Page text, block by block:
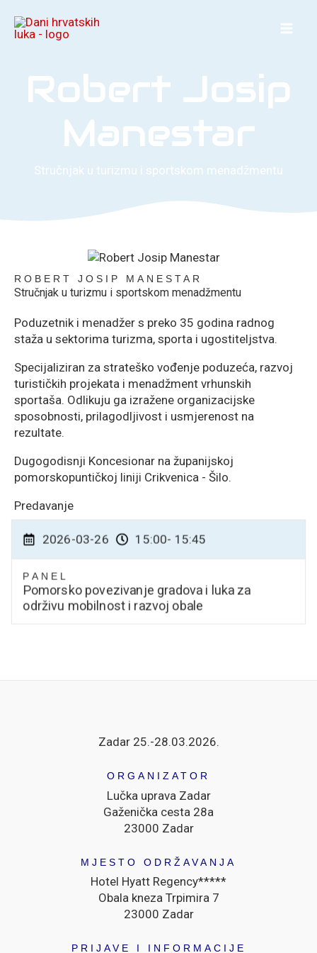
content
Robert Josip
Manestar
Stručnjak u turizmu i sportskom menadžmentu
ROBERT JOSIP MANESTAR
Stručnjak u turizmu i sportskom menadžmentu
Poduzetnik i menadžer s preko 35 godina radnog
staža u sektorima turizma, sporta i ugostiteljstva.
Specijaliziran za strateško vođenje poduzeća, razvoj
turističkih projekata i menadžment vrhunskih
sportaša. Odlikuju ga izražene organizacijske
sposobnosti, prilagodljivost i usmjerenost na
rezultate.
Dugogodisnji Koncesionar na županijskoj
pomorskopuntičkoj liniji Crikvenica - Šilo.
Predavanje
2026-03-26 15:00- 15:45
PANEL
Pomorsko povezivanje gradova i luka za
održivu mobilnost i razvoj obale
Zadar 25.-28.03.2026.
ORGANIZATOR
Lučka uprava Zadar
Gaženička cesta 28a
23000 Zadar
MJESTO ODRŽAVANJA
Hotel Hyatt Regency*****
Obala kneza Trpimira 7
23000 Zadar
PRIJAVE I INFORMACIJE